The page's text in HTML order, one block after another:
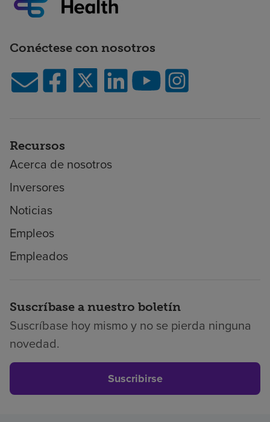
Conéctese con nosotros
Recursos
Acerca de nosotros
Inversores
Noticias
Empleos
Empleados
Suscríbase a nuestro boletín
Suscríbase hoy mismo y no se pierda ninguna
novedad.
Suscribirse